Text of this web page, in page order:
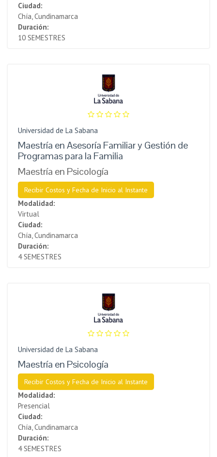
Ciudad:
Chía, Cundinamarca
Duración:
10 SEMESTRES
Universidad de La Sabana
Maestría en Asesoría Familiar y Gestión de
Programas para la Familia
Maestría en Psicología
Recibir Costos y Fecha de Inicio al Instante
Modalidad:
Virtual
Ciudad:
Chía, Cundinamarca
Duración:
4 SEMESTRES
Universidad de La Sabana
Maestría en Psicología
Recibir Costos y Fecha de Inicio al Instante
Modalidad:
Presencial
Ciudad:
Chía, Cundinamarca
Duración:
4 SEMESTRES